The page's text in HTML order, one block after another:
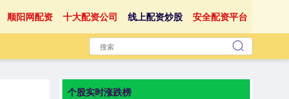
顺阳网配资 十大配资公司 线上配资炒股 安全配资平台
个股实时涨跌榜